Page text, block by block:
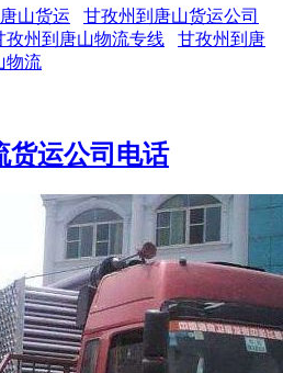
山货运
甘孜州到唐山货运公司
孜州到唐山物流专线
甘孜州到唐
物流
货运公司电话